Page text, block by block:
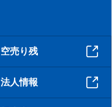
空売り残
法人情報